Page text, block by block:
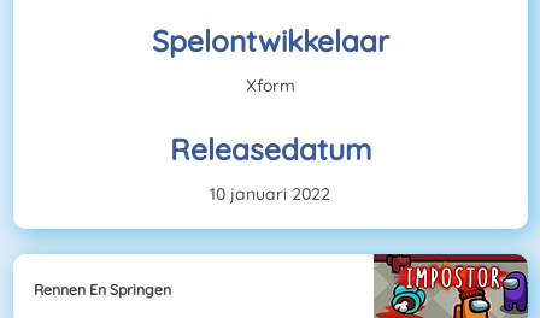
Spelontwikkelaar
Xform
Releasedatum
10 januari 2022
Rennen En Springen